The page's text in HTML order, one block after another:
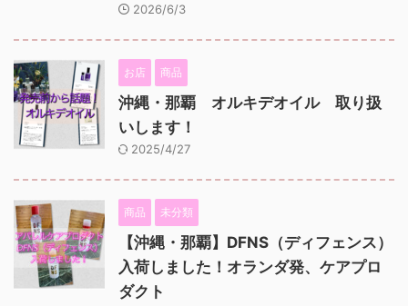
2026/6/3
お店 商品
沖縄・那覇 オルキデオイル 取り扱
いします！
2025/4/27
商品 未分類
【沖縄・那覇】DFNS（ディフェンス）
入荷しました！オランダ発、ケアプロ
ダクト